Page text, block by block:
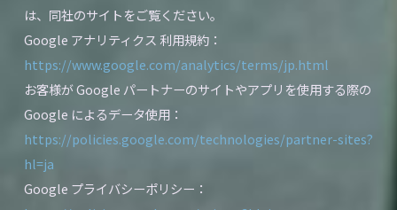
は、同社のサイトをご覧ください。
Google アナリティクス 利用規約：
https://www.google.com/analytics/terms/jp.html
お客様が Google パートナーのサイトやアプリを使用する際の
Google によるデータ使用：
https://policies.google.com/technologies/partner-sites?
hl=ja
Google プライバシーポリシー：